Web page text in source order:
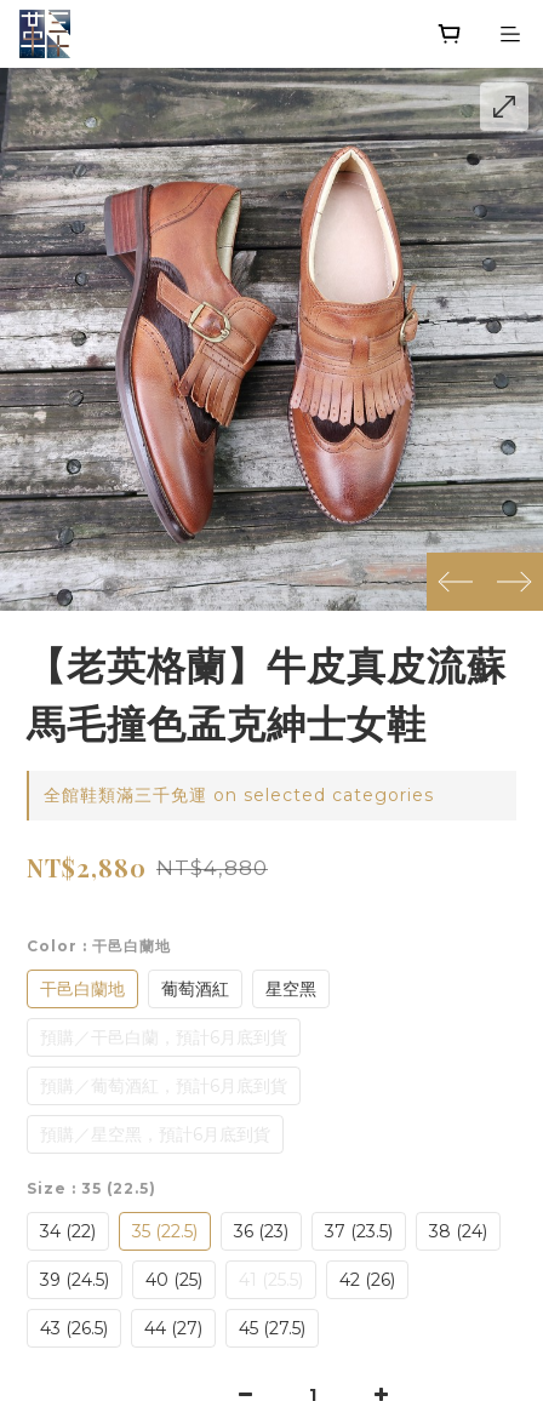
prev next
【老英格蘭】牛皮真皮流蘇
馬毛撞色孟克紳士女鞋
全館鞋類滿三千免運 on selected categories
NT$2,880 NT$4,880
Color : 干邑白蘭地
干邑白蘭地 葡萄酒紅 星空黑
預購／干邑白蘭，預計6月底到貨
預購／葡萄酒紅，預計6月底到貨
預購／星空黑，預計6月底到貨
Size : 35 (22.5)
34 (22) 35 (22.5) 36 (23) 37 (23.5) 38 (24)
39 (24.5) 40 (25) 41 (25.5) 42 (26)
43 (26.5) 44 (27) 45 (27.5)